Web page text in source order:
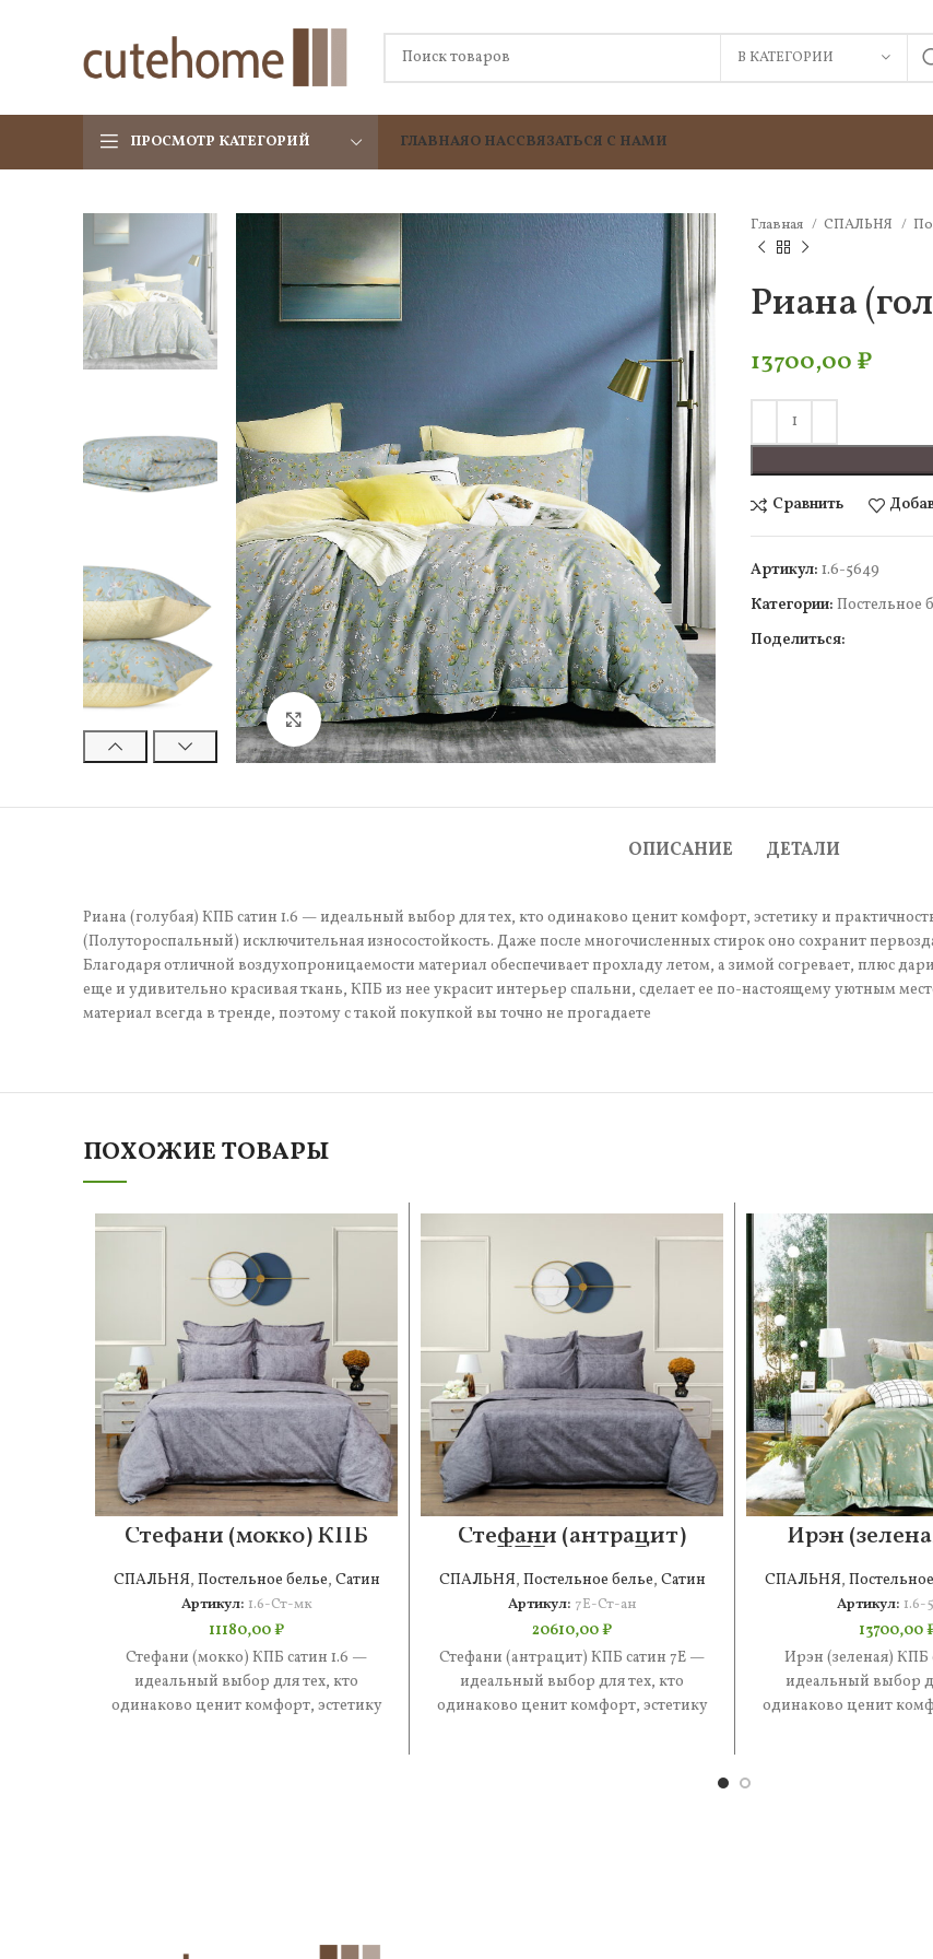
В КАТЕГОРИИ
ПРОСМОТР КАТЕГОРИЙ ГЛАВНАЯО НАССВЯЗАТЬСЯ С НАМИ
Нажмите, чтобы увеличить
Главная СПАЛЬНЯ
Риана
13700,00₽
Сравнить
Артикул: 1.6-5649
Категории: Постельное
Поделиться:
ОПИСАНИЕ ДЕТАЛИ
Риана (голубая) КПБ сатин 1.6 — идеальный выбор для тех, кто одинаково ценит комфорт, эстетику и
(Полутороспальный) исключительная износостойкость. Даже после многочисленных стирок оно сохранит
Благодаря отличной воздухопроницаемости материал обеспечивает прохладу летом, а зимой согревает, плюс
еще и удивительно красивая ткань, КПБ из нее украсит интерьер спальни, сделает ее по-настоящему уютным
материал всегда в тренде, поэтому с такой покупкой вы точно не прогадаете
ПОХОЖИЕ ТОВАРЫ
Стефани (мокко) КПБ
сатин 1.6
СПАЛЬНЯ, Постельное белье, Сатин
Артикул: 1.6-Ст-мк
11180,00₽
Стефани (мокко) КПБ сатин 1.6 —
идеальный выбор для тех, кто
одинаково ценит комфорт, эстетику
Стефани (антрацит)
КПБ сатин 7Е
СПАЛЬНЯ, Постельное белье, Сатин
Артикул: 7Е-Ст-ан
20610,00₽
Стефани (антрацит) КПБ сатин 7Е —
идеальный выбор для тех, кто
одинаково ценит комфорт, эстетику
Ирэн
сатин 1.6
СПАЛЬНЯ,
Артикул: 1.6-
13700,00
Ирэн (зеленая) КПБ
идеальный выбор
одинаково ценит